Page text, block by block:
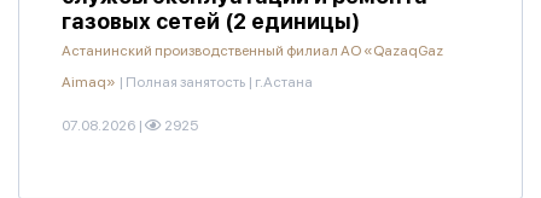
газовых сетей (2 единицы)
Астанинский производственный филиал АО «QazaqGaz
Aimaq» | Полная занятость | г.Астана
07.08.2026 | 2925